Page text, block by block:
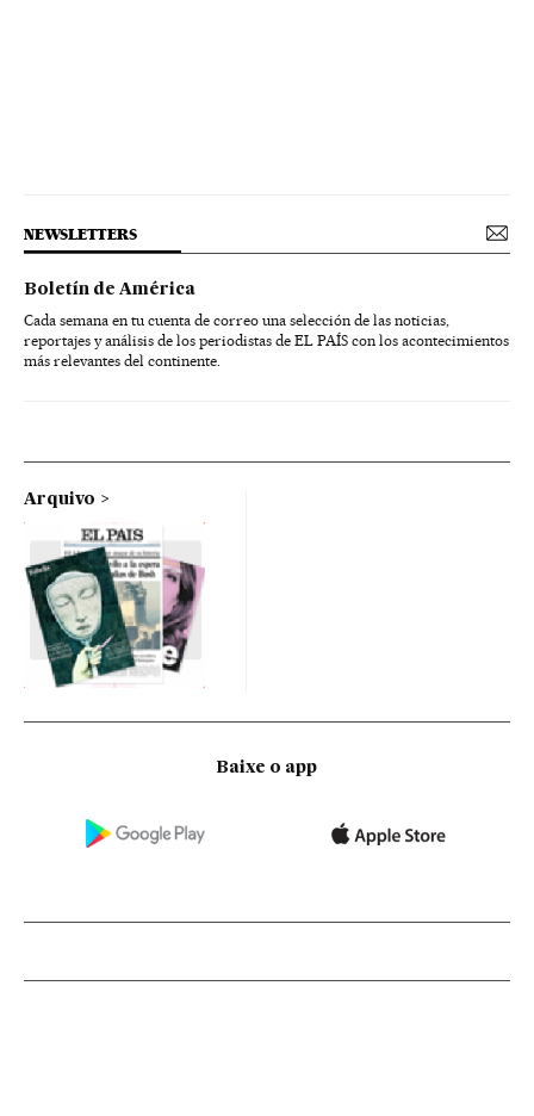
NEWSLETTERS
Boletín de América
Cada semana en tu cuenta de correo una selección de las noticias,
reportajes y análisis de los periodistas de EL PAÍS con los acontecimientos
más relevantes del continente.
Arquivo
Baixe o app